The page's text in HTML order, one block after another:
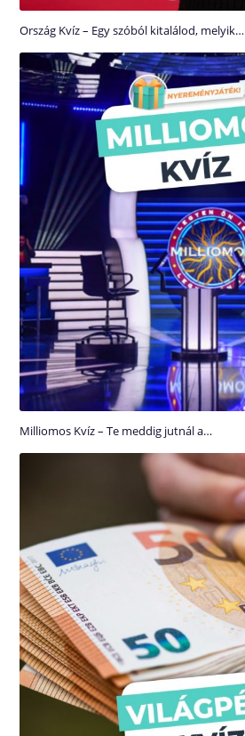
Ország Kvíz – Egy szóból kitalálod, melyik…
Milliomos Kvíz – Te meddig jutnál a…